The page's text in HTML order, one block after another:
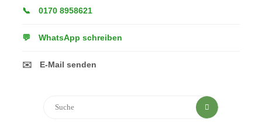
📞 0170 8958621
💬 WhatsApp schreiben
✉️ E-Mail senden
Suche